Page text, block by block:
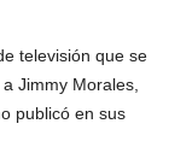
televisión que se
Jimmy Morales,
publicó en sus